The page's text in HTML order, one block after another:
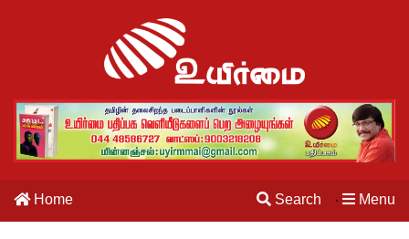
Home Search · Menu